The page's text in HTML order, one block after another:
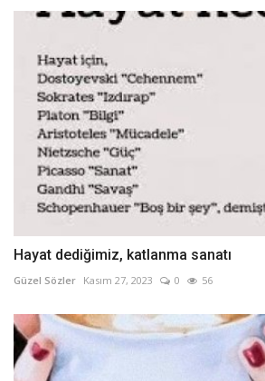
Hayat dediğimiz, katlanma sanatı
Güzel Sözler Kasım 27, 2023 0 56